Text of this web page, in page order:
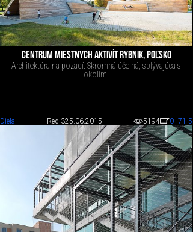
CENTRUM MIESTNYCH AKTIVÍT RYBNIK, POĽSKO
Architektúra na pozadí. Skromná účelná, splývajúca s
okolím.
Diela Red 325.06.2015 5194 0+71 -5